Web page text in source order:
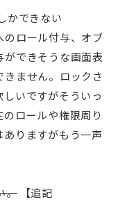
かできない
ロール付与、オブ
できそうな画面表
ません。ロックさ
いですがそういっ
ロールや権限周り
りますがもう一声
。【追記